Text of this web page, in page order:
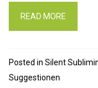
READ MORE
Posted in Silent
Suggestionen